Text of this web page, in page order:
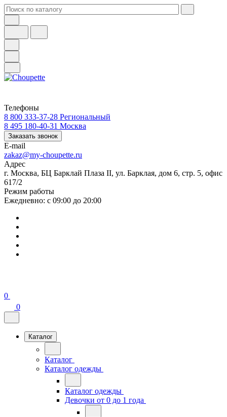
Телефоны
8 800 333-37-28 Региональный
8 495 180-40-31 Москва
Заказать звонок
E-mail
zakaz@my-choupette.ru
Адрес
г. Москва, БЦ Барклай Плаза II, ул. Барклая, дом 6, стр. 5, офис
617/2
Режим работы
Ежедневно: с 09:00 до 20:00
0
0
Каталог
Каталог
Каталог одежды
Каталог одежды
Девочки от 0 до 1 года